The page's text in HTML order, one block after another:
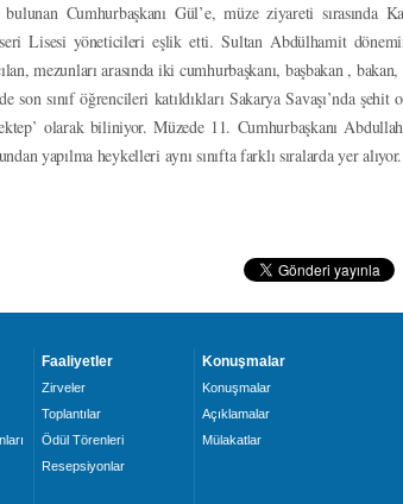
Cumhurbaşkanı Gül’e, müze ziyareti sırasında
Lisesi yöneticileri eşlik etti. Sultan Abdülhamit
mezunları arasında iki cumhurbaşkanı, başbakan , bakan,
sınıf öğrencileri katıldıkları Sakarya Savaşı’nda şehit
olarak biliniyor. Müzede 11. Cumhurbaşkanı
yapılma heykelleri aynı sınıfta farklı sıralarda yer alıyor.
Faaliyetler
Zirveler
Toplantılar
Ödül Törenleri
Resepsiyonlar
Konuşmalar
Konuşmalar
Açıklamalar
Mülakatlar